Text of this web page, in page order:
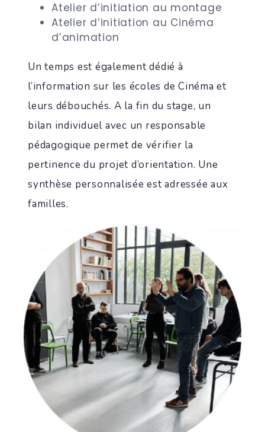
Atelier d’initiation au montage
Atelier d’initiation au Cinéma
d’animation
Un temps est également dédié à
l’information sur les écoles de Cinéma et
leurs débouchés. A la fin du stage, un
bilan individuel avec un responsable
pédagogique permet de vérifier la
pertinence du projet d’orientation. Une
synthèse personnalisée est adressée aux
familles.